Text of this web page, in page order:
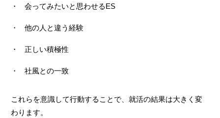
会ってみたいと思わせるES
他の人と違う経験
正しい積極性
社風との一致
これらを意識して行動することで、就活の結果は大きく変
わります。